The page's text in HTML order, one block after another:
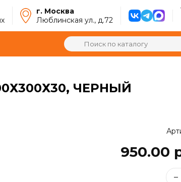
г. Москва
Люблинская ул., д.72
ЧЕРНЫЙ
950.00
–